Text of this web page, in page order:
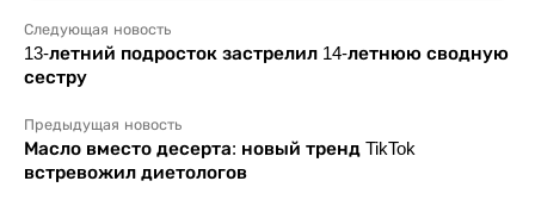
Следующая новость
13-летний подросток застрелил 14-летнюю сводную
сестру
Предыдущая новость
Масло вместо десерта: новый тренд TikTok
встревожил диетологов